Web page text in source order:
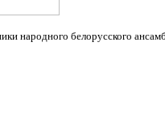
народного белорусского